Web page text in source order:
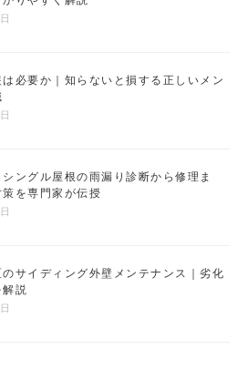
必要か｜知らないと損する正しいメン
ングル屋根の雨漏り診断から修理ま
を専門家が伝授
サイディング外壁メンテナンス｜劣化
説